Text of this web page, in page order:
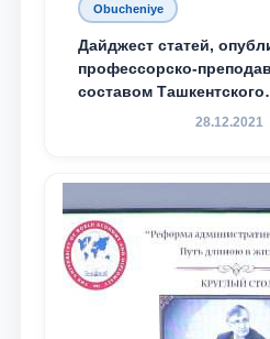
Obucheniye
Дайджест статей,
профессорско-
составом Ташкентского
государственного
доведения до
сообщества
исследований в сфере
противодействия
28.12.2021